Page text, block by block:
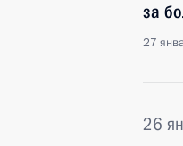
за
27
26